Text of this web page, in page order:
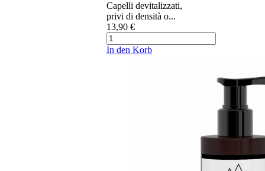
Capelli devitalizzati,
privi di densità o...
13,90 €
In den Korb